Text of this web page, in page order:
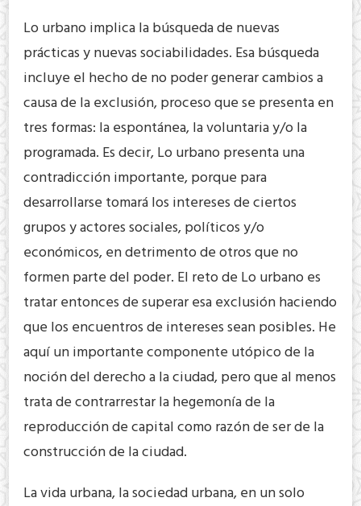
Lo urbano implica la búsqueda de nuevas
prácticas y nuevas sociabilidades. Esa búsqueda
incluye el hecho de no poder generar cambios a
causa de la exclusión, proceso que se presenta en
tres formas: la espontánea, la voluntaria y/o la
programada. Es decir, Lo urbano presenta una
contradicción importante, porque para
desarrollarse tomará los intereses de ciertos
grupos y actores sociales, políticos y/o
económicos, en detrimento de otros que no
formen parte del poder. El reto de Lo urbano es
tratar entonces de superar esa exclusión haciendo
que los encuentros de intereses sean posibles. He
aquí un importante componente utópico de la
noción del derecho a la ciudad, pero que al menos
trata de contrarrestar la hegemonía de la
reproducción de capital como razón de ser de la
construcción de la ciudad.
La vida urbana, la sociedad urbana, en un solo